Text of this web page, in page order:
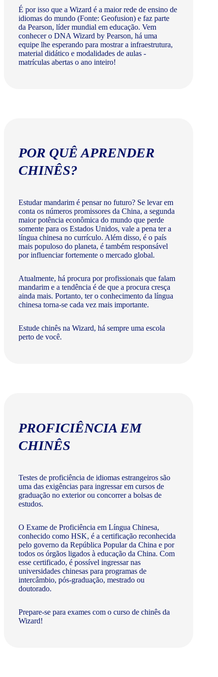
É por isso que a Wizard é a maior rede de ensino de
idiomas do mundo (Fonte: Geofusion) e faz parte
da Pearson, líder mundial em educação. Vem
conhecer o DNA Wizard by Pearson, há uma
equipe lhe esperando para mostrar a infraestrutura,
material didático e modalidades de aulas -
matrículas abertas o ano inteiro!
POR QUÊ APRENDER
CHINÊS?
Estudar mandarim é pensar no futuro? Se levar em
conta os números promissores da China, a segunda
maior potência econômica do mundo que perde
somente para os Estados Unidos, vale a pena ter a
língua chinesa no currículo. Além disso, é o país
mais populoso do planeta, é também responsável
por influenciar fortemente o mercado global.
Atualmente, há procura por profissionais que falam
mandarim e a tendência é de que a procura cresça
ainda mais. Portanto, ter o conhecimento da língua
chinesa torna-se cada vez mais importante.
Estude chinês na Wizard, há sempre uma escola
perto de você.
PROFICIÊNCIA EM
CHINÊS
Testes de proficiência de idiomas estrangeiros são
uma das exigências para ingressar em cursos de
graduação no exterior ou concorrer a bolsas de
estudos.
O Exame de Proficiência em Língua Chinesa,
conhecido como HSK, é a certificação reconhecida
pelo governo da República Popular da China e por
todos os órgãos ligados à educação da China. Com
esse certificado, é possível ingressar nas
universidades chinesas para programas de
intercâmbio, pós-graduação, mestrado ou
doutorado.
Prepare-se para exames com o curso de chinês da
Wizard!